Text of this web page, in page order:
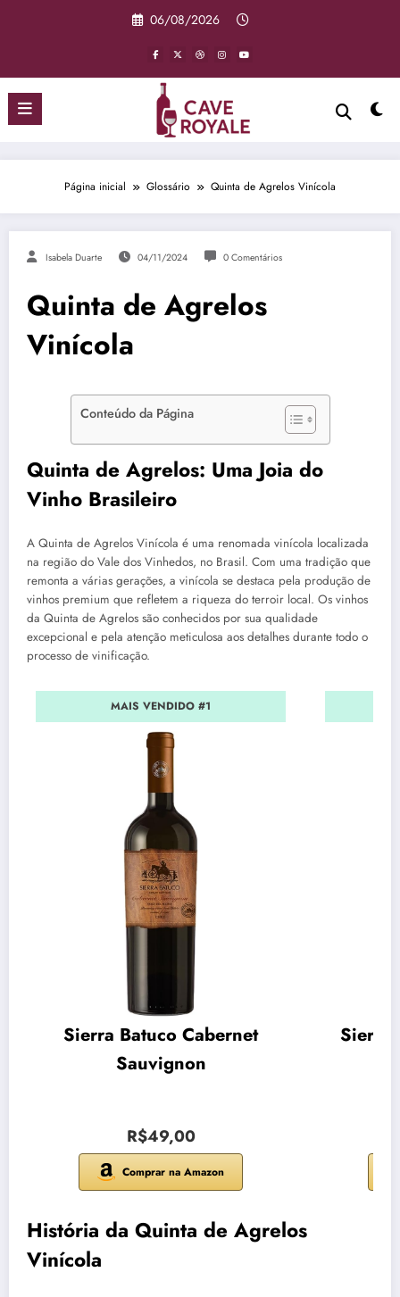
06/08/2026
Página inicial Glossário Quinta de Agrelos Vinícola
Isabela Duarte 04/11/2024 0 Comentários
Quinta de Agrelos
Vinícola
Conteúdo da Página
Quinta de Agrelos: Uma Joia do
Vinho Brasileiro
A Quinta de Agrelos Vinícola é uma renomada vinícola localizada
na região do Vale dos Vinhedos, no Brasil. Com uma tradição que
remonta a várias gerações, a vinícola se destaca pela produção de
vinhos premium que refletem a riqueza do terroir local. Os vinhos
da Quinta de Agrelos são conhecidos por sua qualidade
excepcional e pela atenção meticulosa aos detalhes durante todo o
processo de vinificação.
MAIS VENDIDO #1
Sierra Batuco Cabernet
Sauvignon
R$49,00
Comprar na Amazon
Sierra
História da Quinta de Agrelos
Vinícola